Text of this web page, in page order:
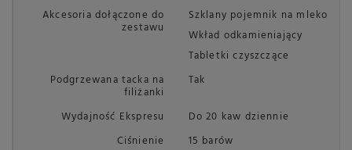
Akcesoria dołączone do
zestawu
Szklany pojemnik na mleko
Wkład odkamieniający
Tabletki czyszczące
Podgrzewana tacka na
filiżanki
Tak
Wydajność Ekspresu
Do 20 kaw dziennie
Ciśnienie
15 barów